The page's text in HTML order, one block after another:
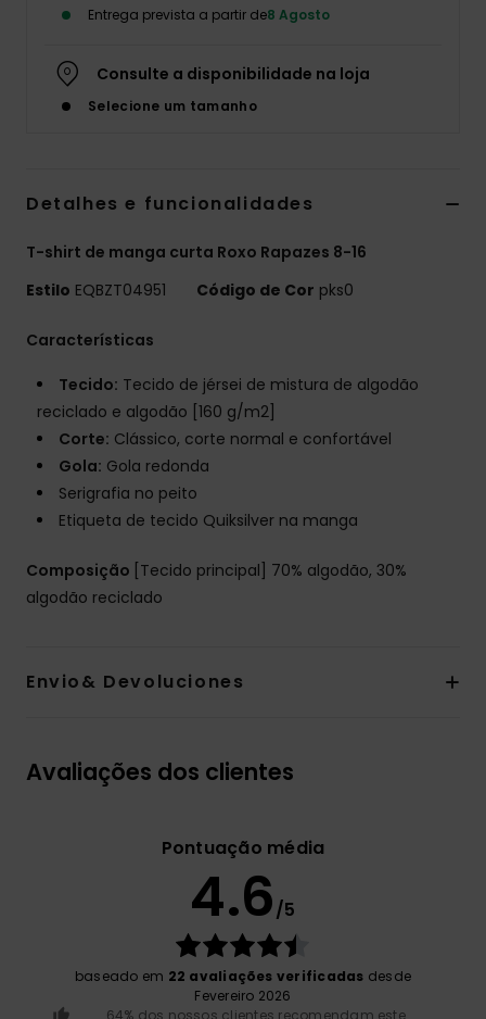
Entrega prevista a partir de8 Agosto
Consulte a disponibilidade na loja
Selecione um tamanho
Detalhes e funcionalidades
T-shirt de manga curta Roxo Rapazes 8-16
Estilo EQBZT04951 Código de Cor pks0
Características
Tecido: Tecido de jérsei de mistura de algodão
reciclado e algodão [160 g/m2]
Corte: Clássico, corte normal e confortável
Gola: Gola redonda
Serigrafia no peito
Etiqueta de tecido Quiksilver na manga
Composição [Tecido principal] 70% algodão, 30%
algodão reciclado
Envio& Devoluciones
Avaliações dos clientes
Pontuação média
4.6/5
baseado em 22 avaliações verificadas desde
Fevereiro 2026
64% dos nossos clientes recomendam este